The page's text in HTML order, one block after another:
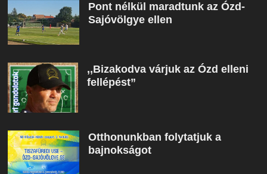
Pont nélkül maradtunk az Ózd-
Sajóvölgye ellen
,,Bizakodva várjuk az Ózd elleni
fellépést”
Otthonunkban folytatjuk a
bajnokságot